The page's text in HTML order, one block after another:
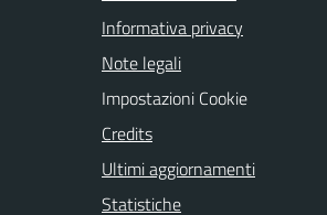
Informativa privacy
Note legali
Impostazioni Cookie
Credits
Ultimi aggiornamenti
Statistiche